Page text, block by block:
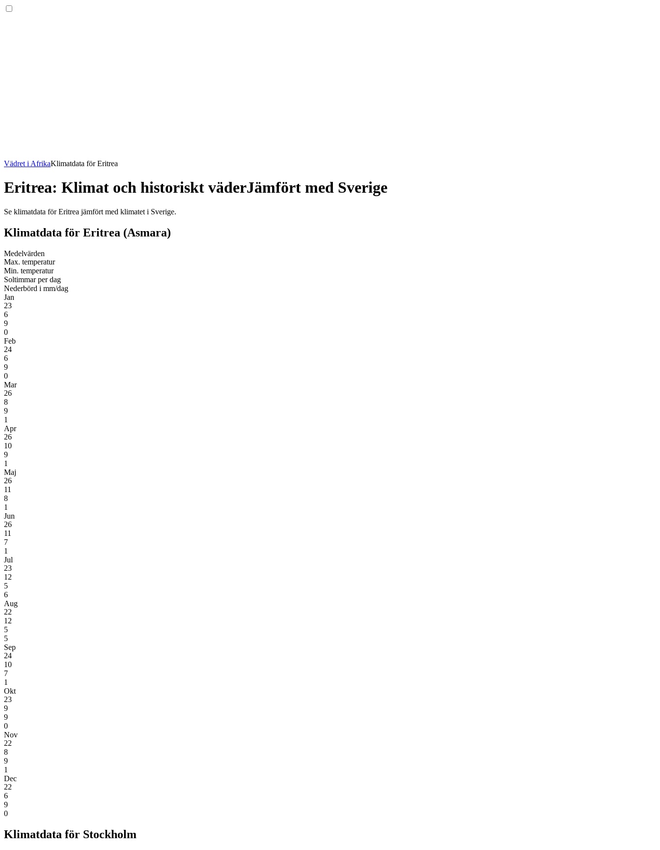
Vädret i AfrikaKlimatdata för Eritrea
Eritrea: Klimat och historiskt väderJämfört med Sverige
Se klimatdata för Eritrea jämfört med klimatet i Sverige.
Klimatdata för Eritrea (Asmara)
Medel­värden
Max. temperatur
Min. temperatur
Soltimmar per dag
Nederbörd i mm/dag
Jan
23
6
9
0
Feb
24
6
9
0
Mar
26
8
9
1
Apr
26
10
9
1
Maj
26
11
8
1
Jun
26
11
7
1
Jul
23
12
5
6
Aug
22
12
5
5
Sep
24
10
7
1
Okt
23
9
9
0
Nov
22
8
9
1
Dec
22
6
9
0
Klimatdata för Stockholm